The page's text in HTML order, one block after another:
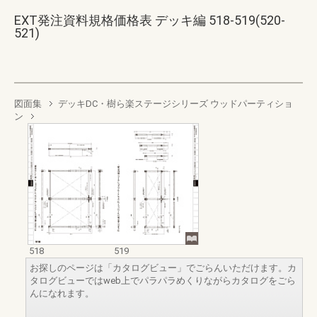
EXT発注資料規格価格表 デッキ編 518-519(520-
521)
図面集
デッキDC・樹ら楽ステージシリーズ ウッドパーティショ
ン
518
519
お探しのページは「カタログビュー」でごらんいただけます。カ
タログビューではweb上でパラパラめくりながらカタログをごら
んになれます。